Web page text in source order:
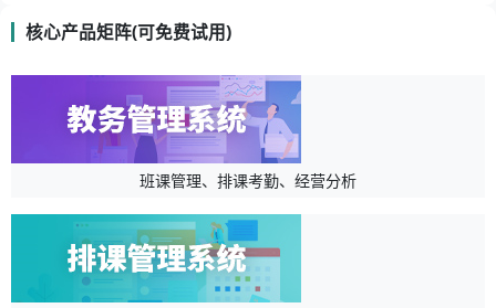
核心产品矩阵(可免费试用)
班课管理、排课考勤、经营分析